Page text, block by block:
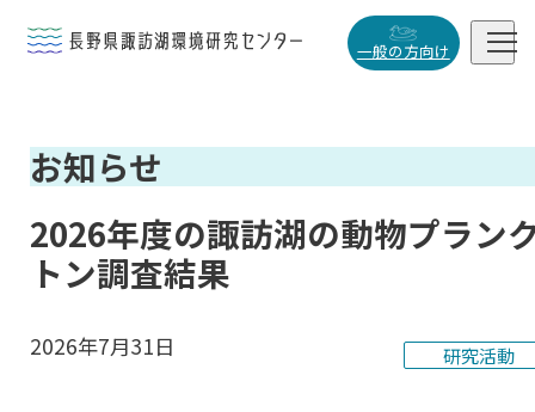


研究活動

データベース

一般の方向け 
お知らせ
2026年度の諏訪湖の動物プラン
トン調査結果
研究活動
2026年7月31日